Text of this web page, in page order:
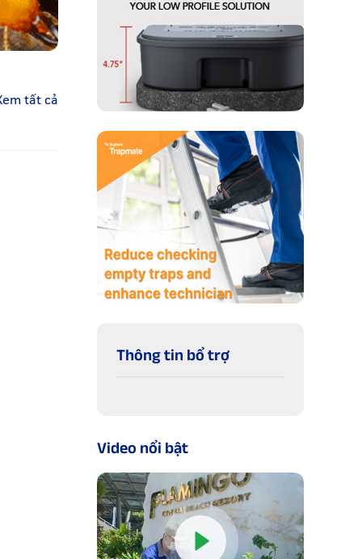
tất cả
Thông tin bổ trợ
Video nổi bật